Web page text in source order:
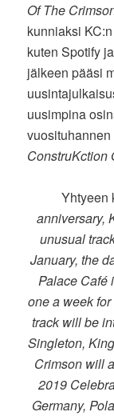
Of The
kunniaksi
kuten Spotify
jälkeen pääsi
uusimpina
ConstruKction
Yhtyeen
anniversary,
unusual
January, the
Palace Café
one a week
track will be
Singleton,
Crimson will
2019
Germany,